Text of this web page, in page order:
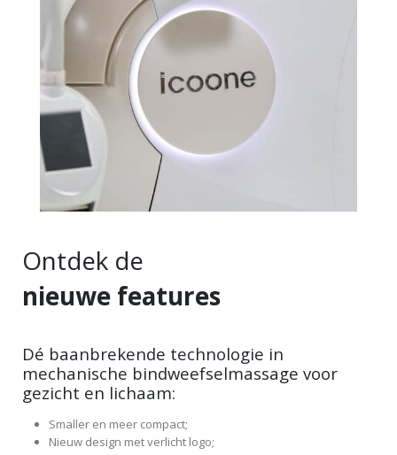
Ontdek de
nieuwe features
Dé baanbrekende technologie in
mechanische bindweefselmassage voor
gezicht en lichaam:
Smaller en meer compact;
Nieuw design met verlicht logo;